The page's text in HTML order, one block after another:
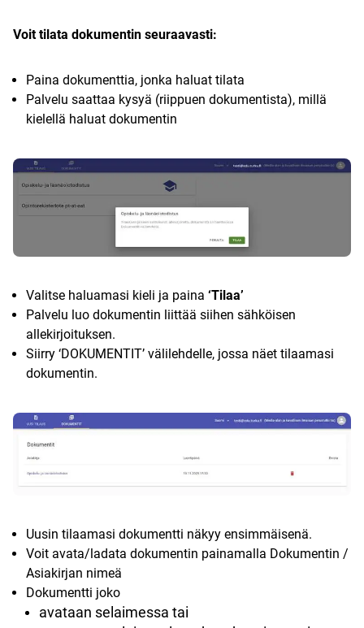
Voit tilata dokumentin seuraavasti:
Paina dokumenttia, jonka haluat tilata
Palvelu saattaa kysyä (riippuen dokumentista), millä
kielellä haluat dokumentin
Valitse haluamasi kieli ja paina ‘Tilaa’
Palvelu luo dokumentin liittää siihen sähköisen
allekirjoituksen.
Siirry ‘DOKUMENTIT’ välilehdelle, jossa näet tilaamasi
dokumentin.
Uusin tilaamasi dokumentti näkyy ensimmäisenä.
Voit avata/ladata dokumentin painamalla Dokumentin /
Asiakirjan nimeä
Dokumentti joko
avataan selaimessa tai